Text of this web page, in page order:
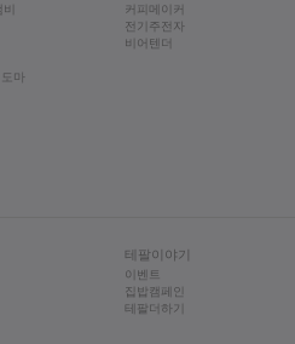
마
커피메이커
전기주전자
비어텐더
테팔이야기
이벤트
집밥캠페인
테팔더하기